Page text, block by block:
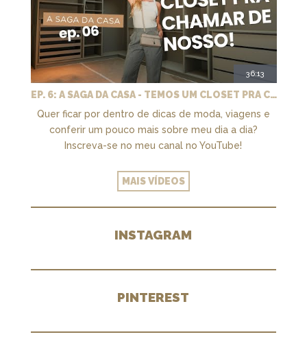
36:13
EP. 6: A SAGA DA CASA - TEMOS UM CLOSET PRA CHAMAR DE NOSSO + MARCENARIA E PAISAGISMO
Quer ficar por dentro de dicas de moda, viagens e
conferir um pouco mais sobre meu dia a dia?
Inscreva-se no meu canal no YouTube!
MAIS VÍDEOS
INSTAGRAM
PINTEREST